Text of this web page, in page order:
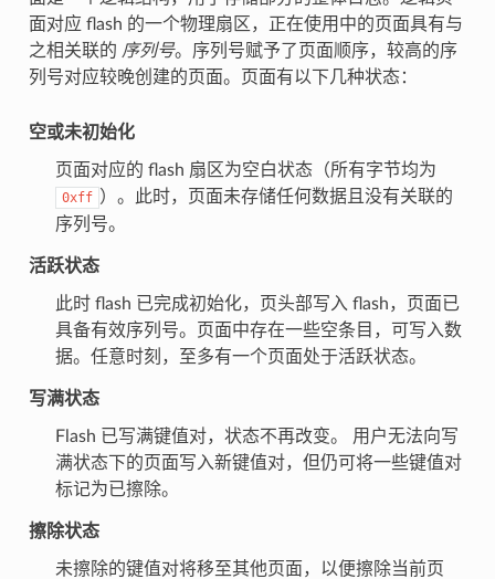
面对应 flash 的一个物理扇区，正在使用中的页面具有与
之相关联的 序列号。序列号赋予了页面顺序，较高的序
列号对应较晚创建的页面。页面有以下几种状态：
空或未初始化
页面对应的 flash 扇区为空白状态（所有字节均为
0xff ）。此时，页面未存储任何数据且没有关联的
序列号。
活跃状态
此时 flash 已完成初始化，页头部写入 flash，页面已
具备有效序列号。页面中存在一些空条目，可写入数
据。任意时刻，至多有一个页面处于活跃状态。
写满状态
Flash 已写满键值对，状态不再改变。 用户无法向写
满状态下的页面写入新键值对，但仍可将一些键值对
标记为已擦除。
擦除状态
未擦除的键值对将移至其他页面，以便擦除当前页